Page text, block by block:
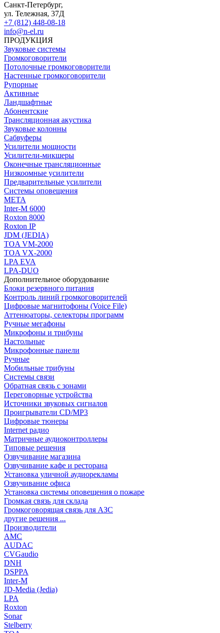
Санкт-Петербург,
ул. Тележная, 37Д
+7 (812) 448-08-18
info@n-el.ru
ПРОДУКЦИЯ
Звуковые системы
Громкоговорители
Потолочные громкоговорители
Настенные громкоговорители
Рупорные
Активные
Ландшафтные
Абонентские
Трансляционная акустика
Звуковые колонны
Сабвуферы
Усилители мощности
Усилители-микшеры
Оконечные трансляционные
Низкоомные усилители
Предварительные усилители
Системы оповещения
МЕТА
Inter-M 6000
Roxton 8000
Roxton IP
JDM (JEDIA)
TOA VM-2000
TOA VX-2000
LPA EVA
LPA-DUO
Дополнительное оборудование
Блоки резервного питания
Контроль линий громкоговорителей
Цифровые магнитофоны (Voice File)
Аттенюаторы, селекторы программ
Ручные мегафоны
Микрофоны и трибуны
Настольные
Микрофонные панели
Ручные
Мобильные трибуны
Системы связи
Обратная связь с зонами
Переговорные устройства
Источники звуковых сигналов
Проигрыватели CD/MP3
Цифровые тюнеры
Internet радио
Матричные аудиоконтроллеры
Типовые решения
Озвучивание магазина
Озвучивание кафе и ресторана
Установка уличной аудиорекламы
Озвучивание офиса
Установка системы оповещения о пожаре
Громкая связь для склада
Громкоговорящая связь для АЗС
другие решения ...
Производители
AMC
AUDAC
CVGaudio
DNH
DSPPA
Inter-M
JD-Media (Jedia)
LPA
Roxton
Sonar
Stelberry